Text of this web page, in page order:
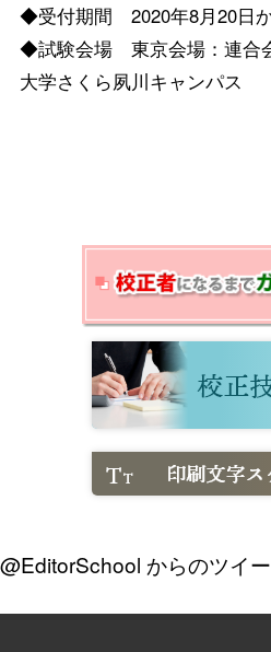
◆受付期間 2020年8月20日
◆試験会場 東京会場：連合
大学さくら夙川キャンパス
@EditorSchool からのツイ